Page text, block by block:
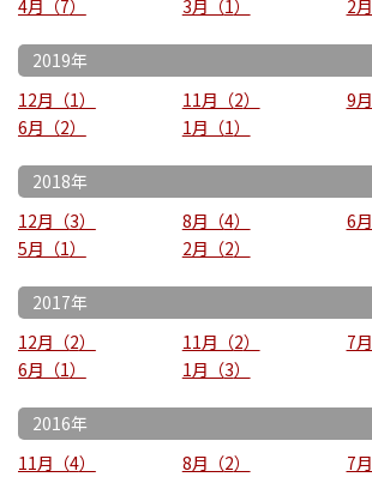
4月
7 3月 1 2月
2019年
12月
1 11月 2 9月
6月
2 1月 1
2018年
12月
3 8月 4 6月
5月
1 2月 2
2017年
12月
2 11月 2 7月
6月
1 1月 3
2016年
11月
4 8月 2 7月